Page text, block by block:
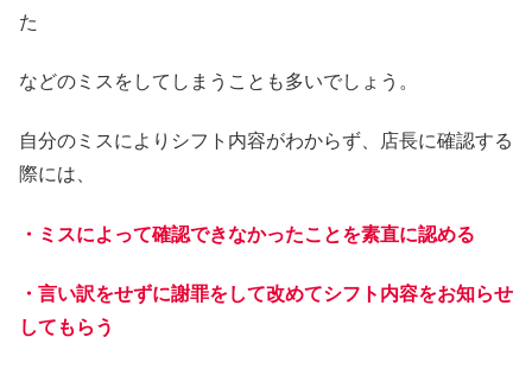
た
などのミスをしてしまうことも多いでしょう。
自分のミスによりシフト内容がわからず、店長に確認する
際には、
・ミスによって確認できなかったことを素直に認める
・言い訳をせずに謝罪をして改めてシフト内容をお知らせ
してもらう